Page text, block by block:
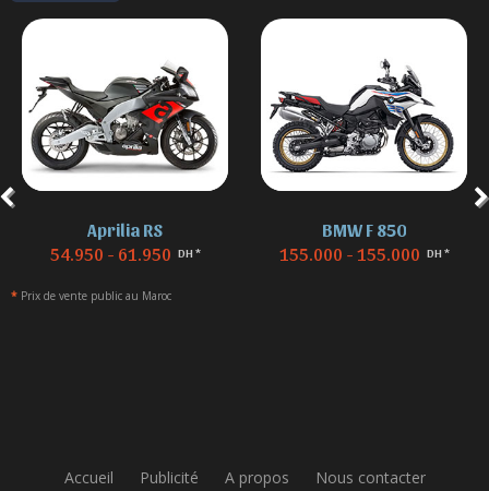
Aprilia RS
54.950 - 61.950 DH *
BMW F 850
155.000 - 155.000 DH *
* Prix de vente public au Maroc
Accueil Publicité A propos Nous contacter